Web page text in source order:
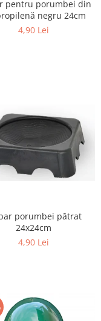
pentru porumbei din
negru 24cm
4,90 Lei
porumbei pătrat
24x24cm
4,90 Lei